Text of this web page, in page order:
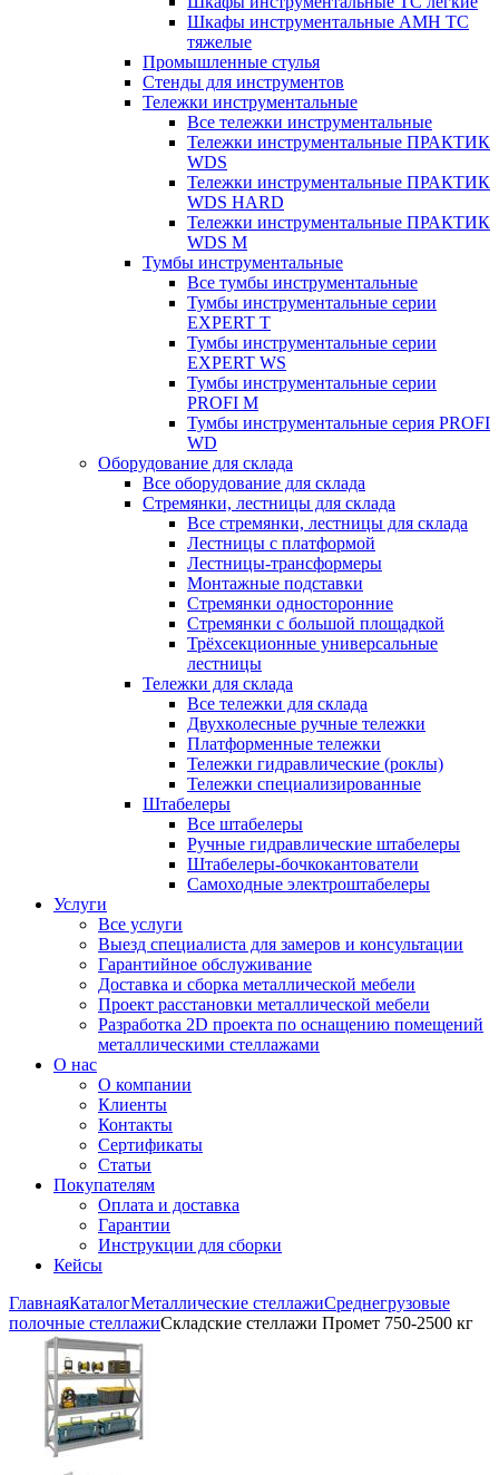
Шкафы инструментальные AMH TC
тяжелые
Промышленные стулья
Стенды для инструментов
Тележки инструментальные
Все тележки инструментальные
Тележки инструментальные ПРАКТИК
WDS
Тележки инструментальные ПРАКТИК
WDS HARD
Тележки инструментальные ПРАКТИК
WDS M
Тумбы инструментальные
Все тумбы инструментальные
Тумбы инструментальные серии
EXPERT T
Тумбы инструментальные серии
EXPERT WS
Тумбы инструментальные серии
PROFI M
Тумбы инструментальные серия PROFI
WD
Оборудование для склада
Все оборудование для склада
Стремянки, лестницы для склада
Все стремянки, лестницы для склада
Лестницы с платформой
Лестницы-трансформеры
Монтажные подставки
Стремянки односторонние
Стремянки с большой площадкой
Трёхсекционные универсальные
лестницы
Тележки для склада
Все тележки для склада
Двухколесные ручные тележки
Платформенные тележки
Тележки гидравлические (роклы)
Тележки специализированные
Штабелеры
Все штабелеры
Ручные гидравлические штабелеры
Штабелеры-бочкокантователи
Самоходные электроштабелеры
Услуги
Все услуги
Выезд специалиста для замеров и консультации
Гарантийное обслуживание
Доставка и сборка металлической мебели
Проект расстановки металлической мебели
Разработка 2D проекта по оснащению помещений
металлическими стеллажами
О нас
О компании
Клиенты
Контакты
Сертификаты
Статьи
Покупателям
Оплата и доставка
Гарантии
Инструкции для сборки
Кейсы
ГлавнаяКаталогМеталлические стеллажиСреднегрузовые
полочные стеллажиСкладские стеллажи Промет 750-2500 кг